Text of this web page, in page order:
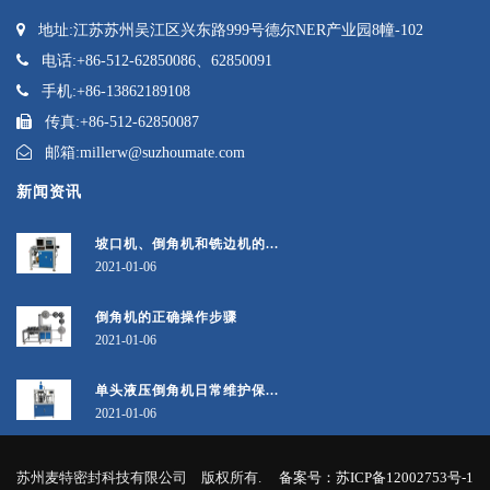
地址:江苏苏州吴江区兴东路999号德尔NER产业园8幢-102
电话:+86-512-62850086、62850091
手机:+86-13862189108
传真:+86-512-62850087
邮箱:millerw@suzhoumate.com
新闻资讯
坡口机、倒角机和铣边机的...
2021-01-06
倒角机的正确操作步骤
2021-01-06
单头液压倒角机日常维护保...
2021-01-06
苏州麦特密封科技有限公司 版权所有. 备案号：苏ICP备12002753号-1